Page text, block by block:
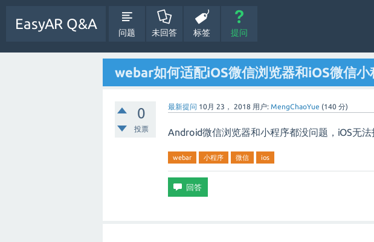
EasyAR Q&A
问题 未回答 标签 提问
webar如何适配iOS微信浏览器和iOS微信小
0
投票
最新提问 10月 23， 2018 用户: MengChaoYue (140 分)
Android微信浏览器和小程序都没问题，iOS无
webar 小程序 微信 ios